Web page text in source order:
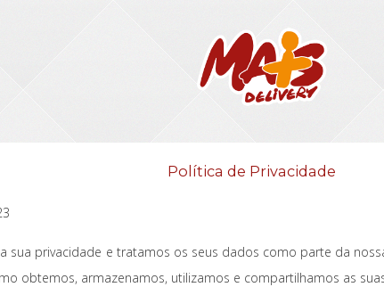
Política de Privacidade
sua privacidade e tratamos os seus dados como parte da
obtemos, armazenamos, utilizamos e compartilhamos as